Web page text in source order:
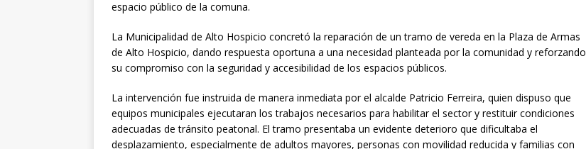
espacio público de la comuna.
La Municipalidad de Alto Hospicio concretó la reparación de un tramo de vereda en la Plaza de Armas
de Alto Hospicio, dando respuesta oportuna a una necesidad planteada por la comunidad y reforzando
su compromiso con la seguridad y accesibilidad de los espacios públicos.
La intervención fue instruida de manera inmediata por el alcalde Patricio Ferreira, quien dispuso que
equipos municipales ejecutaran los trabajos necesarios para habilitar el sector y restituir condiciones
adecuadas de tránsito peatonal. El tramo presentaba un evidente deterioro que dificultaba el
desplazamiento, especialmente de adultos mayores, personas con movilidad reducida y familias con